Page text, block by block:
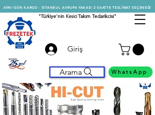
AYNI GÜN KARGO - İSTANBUL AVRUPA YAKASI 2 SAATTE TESLİMAT SEÇENEĞİ
"Türkiye'nin KesiciTakım Tedarikcisi"
Giriş
Arama WhatsApp